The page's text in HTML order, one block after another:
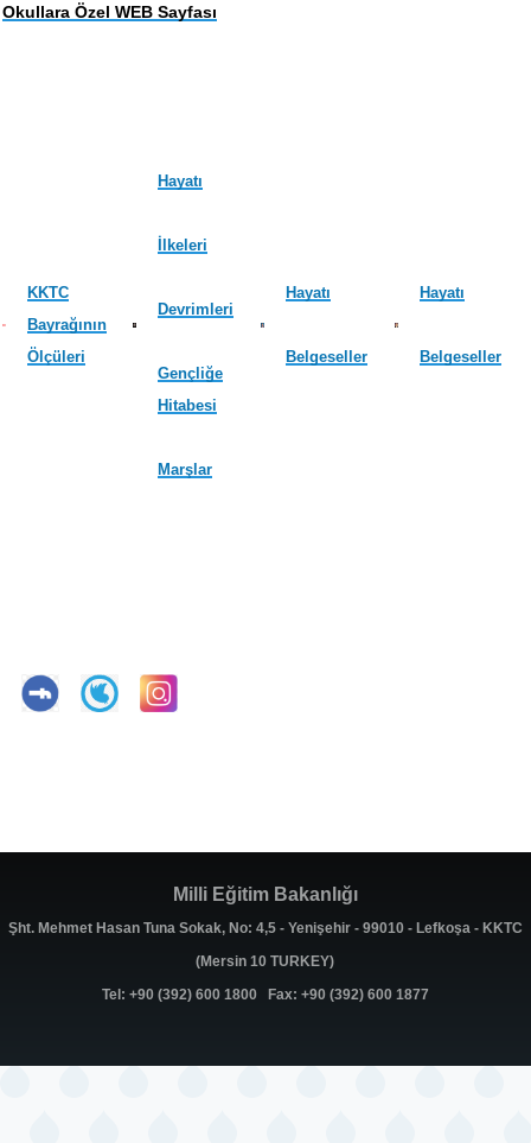
Okullara Özel WEB Sayfası
KKTC
Bayrağının
Ölçüleri
Hayatı
İlkeleri
Devrimleri
Gençliğe
Hitabesi
Marşlar
Hayatı
Belgeseller
Hayatı
Belgeseller
Milli Eğitim Bakanlığı
Şht. Mehmet Hasan Tuna Sokak, No: 4,5 - Yenişehir - 99010 - Lefkoşa - KKTC
(Mersin 10 TURKEY)
Tel: +90 (392) 600 1800 Fax: +90 (392) 600 1877